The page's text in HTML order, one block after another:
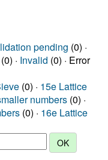
pending (0) ·
(0) · Invalid (0) · Error
(0) · 15e Lattice
numbers (0) ·
(0) · 16e Lattice